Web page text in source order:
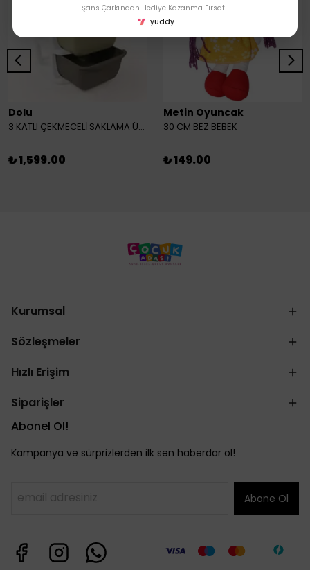
Dolu
3 KATLI ÇEKMECELİ SAKLAMA ÜNİTESİ
₺ 1,599.00
Metin Oyuncak
30 CM BEZ BEBEK
₺ 149.00
Kurumsal
Sözleşmeler
Hızlı Erişim
Siparişler
Abonel Ol!
Kampanya ve sürprizlerden ilk sen haberdar ol!
Abone Ol
Şans Çarkı'ndan Hediye Kazanma Fırsatı!
yuddy